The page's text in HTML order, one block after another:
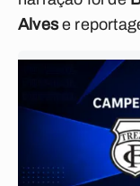
Alvese